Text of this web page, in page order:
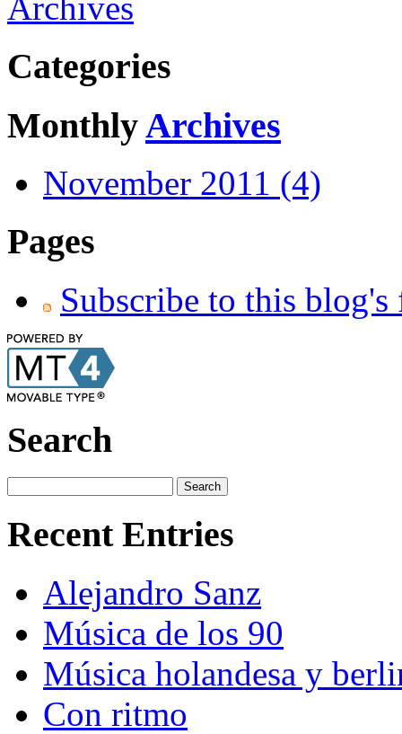
Archives
Categories
MonthlyArchives
November 2011 (4)
Pages
Subscribe to this blog's
Search
Recent Entries
Alejandro Sanz
Música de los 90
Música holandesa y
Con ritmo